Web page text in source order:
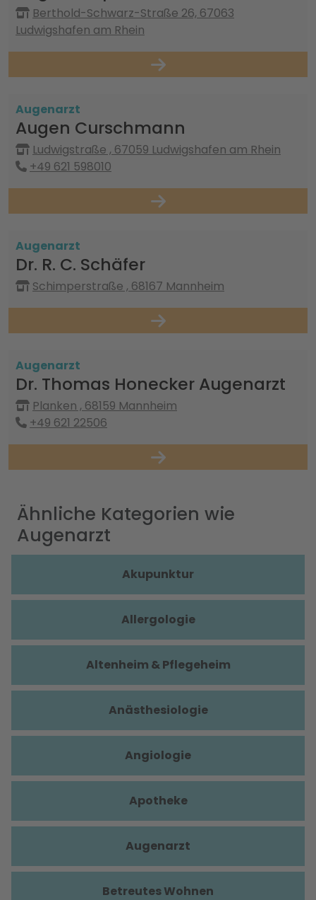
Berthold-Schwarz-Straße 26, 67063
Ludwigshafen am Rhein
Augenarzt
Augen Curschmann
Ludwigstraße , 67059 Ludwigshafen am Rhein
+49 621 598010
Augenarzt
Dr. R. C. Schäfer
Schimperstraße , 68167 Mannheim
Augenarzt
Dr. Thomas Honecker Augenarzt
Planken , 68159 Mannheim
+49 621 22506
Ähnliche Kategorien wie
Augenarzt
Akupunktur
Allergologie
Altenheim & Pflegeheim
Anästhesiologie
Angiologie
Apotheke
Augenarzt
Betreutes Wohnen